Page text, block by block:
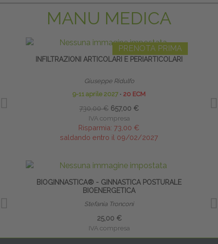
MANU MEDICA
PRENOTA PRIMA
INFILTRAZIONI ARTICOLARI E PERIARTICOLARI
Giuseppe Ridulfo
9-11 aprile 2027 ∙ 20 ECM
730,00 € 657,00 €
IVA compresa
Risparmia: 73,00 €
saldando entro il 09/02/2027
BIOGINNASTICA® - GINNASTICA POSTURALE
BIOENERGETICA
Stefania Tronconi
25,00 €
IVA compresa